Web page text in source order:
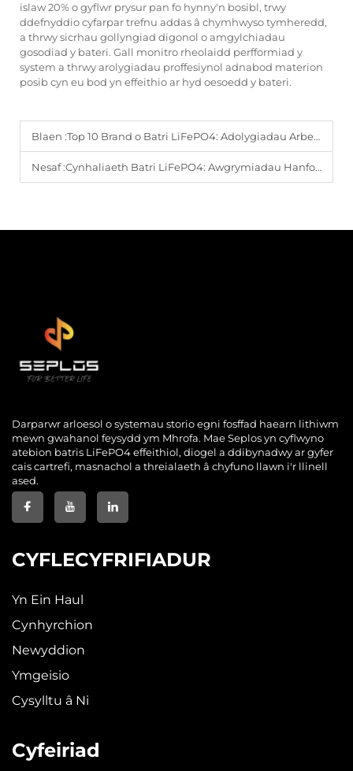
islaw 20% o gyflwr prysur pan fo hynny'n bosibl, trwy
ddefnyddio cyfarpar trefnu addas â chymhwyso tymheredd,
a thrwy sicrhau gollyngiad digonol o amgylchiadau
gosodiad y bateri. Gall monitro rheolaidd perfformiad y
system a thrwy arolygiadau proffesiynol adnabod materion
posib cyn eu bod yn effeithio ar hyd oesoedd y bateri.
Blaen :Top 10 Brand o Batri LiFePO4: Adolygiadau Arbenigol
Nesaf :Cynhaliaeth Batri LiFePO4: Awgrymiadau Hanfodol
Darparwr arloesol o systemau storio egni fosffad haearn lithiwm
mewn gwahanol feysydd ym Mhrofa. Mae Seplos yn cyflwyno
atebion batris LiFePO4 effeithiol, diogel a ddibynadwy ar gyfer
cais cartrefi, masnachol a threialaeth â chyfuno llawn i'r llinell
ased.
CYFLECYFRIFIADUR
Yn Ein Haul
Cynhyrchion
Newyddion
Ymgeisio
Cysylltu â Ni
Cyfeiriad